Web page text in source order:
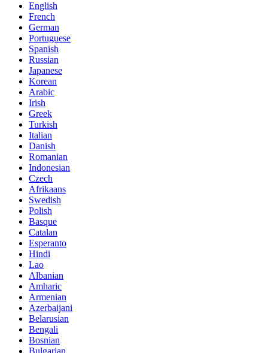
English
French
German
Portuguese
Spanish
Russian
Japanese
Korean
Arabic
Irish
Greek
Turkish
Italian
Danish
Romanian
Indonesian
Czech
Afrikaans
Swedish
Polish
Basque
Catalan
Esperanto
Hindi
Lao
Albanian
Amharic
Armenian
Azerbaijani
Belarusian
Bengali
Bosnian